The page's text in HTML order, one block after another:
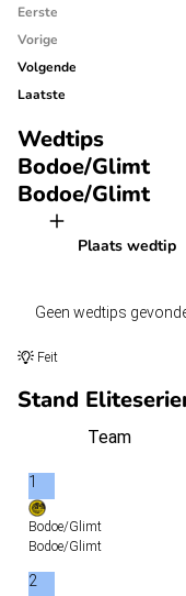
Eerste
Vorige
Volgende
Laatste
Wedtips
Bodoe/Glimt
Bodoe/Glimt
Plaats wedtip
Geen wedtips
Feit
Stand
Team
1
Bodoe/Glimt
Bodoe/Glimt
2